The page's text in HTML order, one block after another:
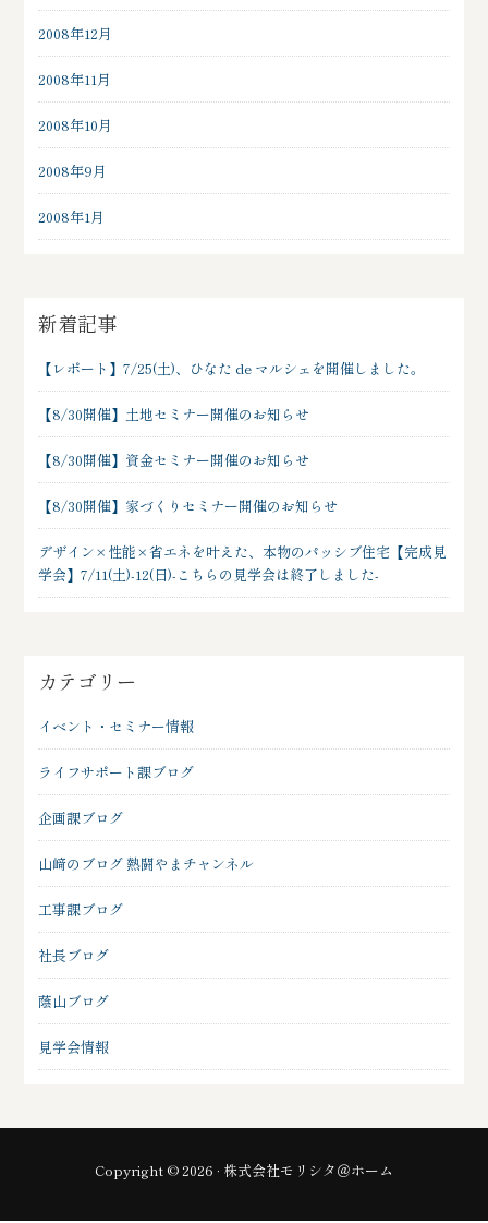
2008年12月
2008年11月
2008年10月
2008年9月
2008年1月
新着記事
【レポート】7/25(土)、ひなた de マルシェを開催しました。
【8/30開催】土地セミナー開催のお知らせ
【8/30開催】資金セミナー開催のお知らせ
【8/30開催】家づくりセミナー開催のお知らせ
デザイン×性能×省エネを叶えた、本物のパッシブ住宅【完成見
学会】7/11(土)-12(日)-こちらの見学会は終了しました-
カテゴリー
イベント・セミナー情報
ライフサポート課ブログ
企画課ブログ
山﨑のブログ 熱闘やまチャンネル
工事課ブログ
社長ブログ
蔭山ブログ
見学会情報
Copyright © 2026 · 株式会社モリシタ＠ホーム